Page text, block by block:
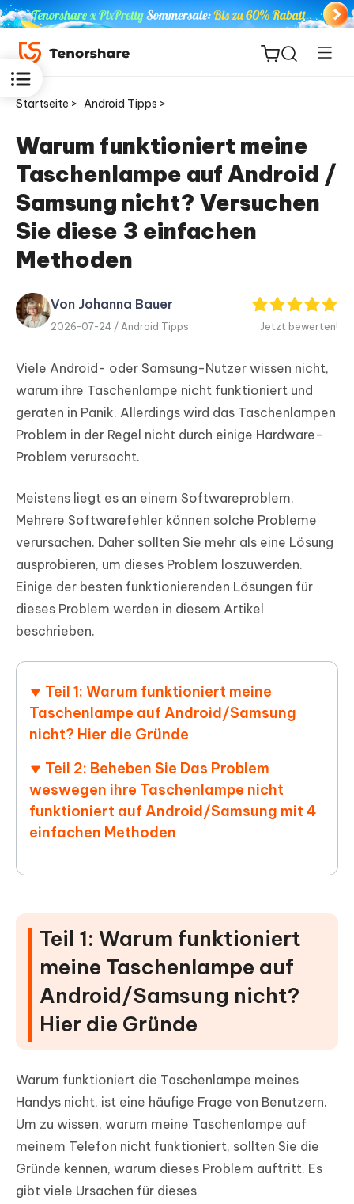
ReiBoot
PDNob
PDF
iAnyGo
Startseite > Android Tipps >
Warum funktioniert meine
Taschenlampe auf Android /
Samsung nicht? Versuchen
Sie diese 3 einfachen
Methoden
Von Johanna Bauer
2026-07-24 / Android Tipps Jetzt bewerten!
Viele Android- oder Samsung-Nutzer wissen nicht,
warum ihre Taschenlampe nicht funktioniert und
geraten in Panik. Allerdings wird das Taschenlampen
Problem in der Regel nicht durch einige Hardware-
Problem verursacht.
Meistens liegt es an einem Softwareproblem.
Mehrere Softwarefehler können solche Probleme
verursachen. Daher sollten Sie mehr als eine Lösung
ausprobieren, um dieses Problem loszuwerden.
Einige der besten funktionierenden Lösungen für
dieses Problem werden in diesem Artikel
beschrieben.
Teil 1: Warum funktioniert meine
Taschenlampe auf Android/Samsung
nicht? Hier die Gründe
Teil 2: Beheben Sie Das Problem
weswegen ihre Taschenlampe nicht
funktioniert auf Android/Samsung mit 4
einfachen Methoden
Teil 1: Warum funktioniert
meine Taschenlampe auf
Android/Samsung nicht?
Hier die Gründe
Warum funktioniert die Taschenlampe meines
Handys nicht, ist eine häufige Frage von Benutzern.
Um zu wissen, warum meine Taschenlampe auf
meinem Telefon nicht funktioniert, sollten Sie die
Gründe kennen, warum dieses Problem auftritt. Es
gibt viele Ursachen für dieses